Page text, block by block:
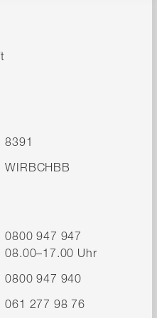
8391
WIRBCHBB
0800 947 947
08.00–17.00 Uhr
0800 947 940
061 277 98 76